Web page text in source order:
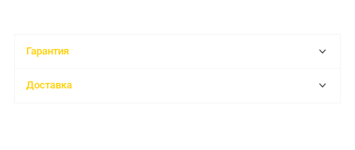
Гарантия
Доставка